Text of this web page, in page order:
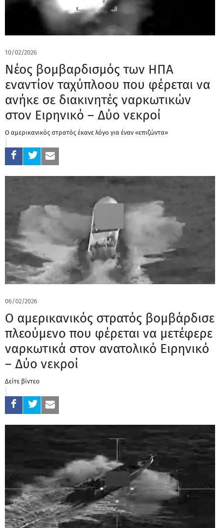
10/02/2026
Νέος βομβαρδισμός των ΗΠΑ
εναντίον ταχύπλοου που φέρεται να
ανήκε σε διακινητές ναρκωτικών
στον Ειρηνικό – Δύο νεκροί
Ο αμερικανικός στρατός έκανε λόγο για έναν «επιζώντα»
06/02/2026
Ο αμερικανικός στρατός βομβάρδισε
πλεούμενο που φέρεται να μετέφερε
ναρκωτικά στον ανατολικό Ειρηνικό
– Δύο νεκροί
Δείτε βίντεο